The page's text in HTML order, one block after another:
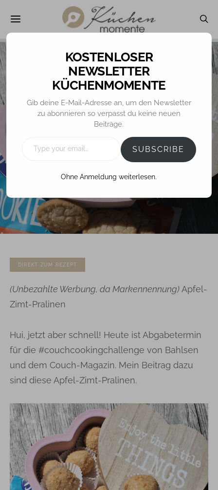
Apfel-Zimt-
Pralinen
19. AUGUST 2016 TINA
DIREKT ZUM REZEPT
(Unbezahlte Werbung, da Markennennung) Apfel-
Zimt-Pralinen
Hui, jetzt aber schnell! Heute ist Abgabetermin
für die #couchcookingchallenge von Bahlsen
und dem Couch-Magazin. Mein Beitrag dazu
sind diese Apfel-Zimt-Pralinen.
NEWSLETTER
KÜCHENMOMENTE
Gib deine E-Mail-Adresse an, um den Newsletter
zu abonnieren so verpasst du keine neuen
Beiträge.
YOUR
EMAIL…
SUBSCRIBE
Ohne Anmeldung weiterlesen.